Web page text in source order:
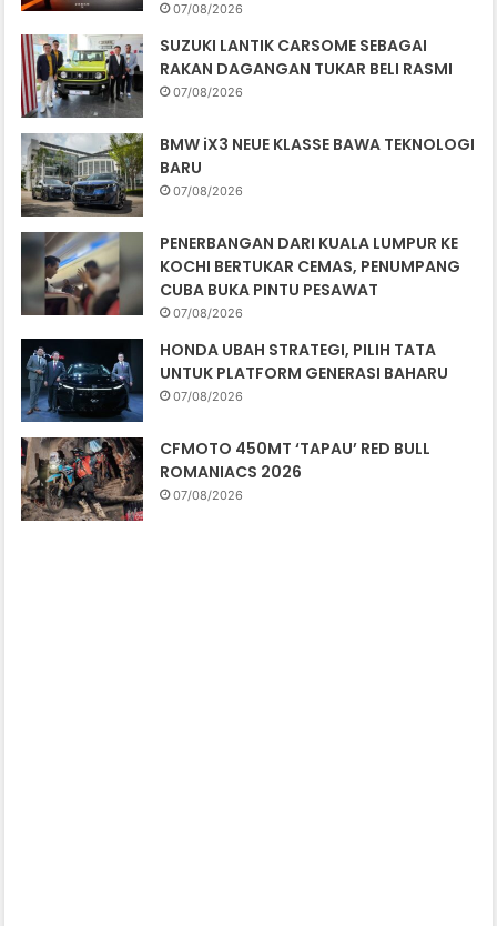
07/08/2026
SUZUKI LANTIK CARSOME SEBAGAI
RAKAN DAGANGAN TUKAR BELI RASMI
07/08/2026
BMW iX3 NEUE KLASSE BAWA TEKNOLOGI
BARU
07/08/2026
PENERBANGAN DARI KUALA LUMPUR KE
KOCHI BERTUKAR CEMAS, PENUMPANG
CUBA BUKA PINTU PESAWAT
07/08/2026
HONDA UBAH STRATEGI, PILIH TATA
UNTUK PLATFORM GENERASI BAHARU
07/08/2026
CFMOTO 450MT ‘TAPAU’ RED BULL
ROMANIACS 2026
07/08/2026